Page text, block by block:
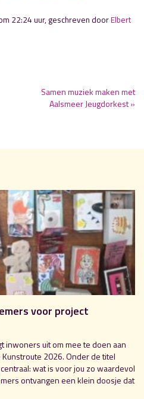
22:24 uur, geschreven doorElbert
Samen muziek maken met
Aalsmeer Jeugdorkest »
voor project
inwoners uit om mee te doen aan
2026. Onder de titel
wat is voor jou zo waardevol
ontvangen een klein doosje dat